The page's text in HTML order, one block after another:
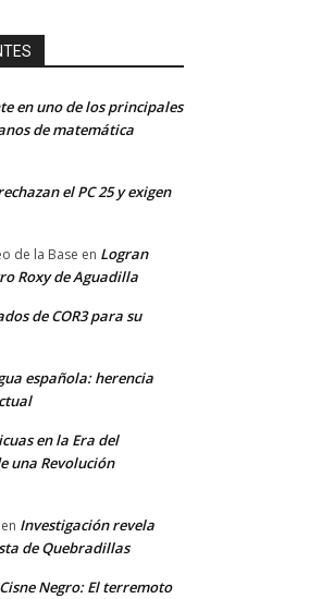
en uno de los principales
de matemática
el PC 25 y exigen
de la Base en Logran
Roxy de Aguadilla
de COR3 para su
española: herencia
en la Era del
una Revolución
en Investigación revela
de Quebradillas
Negro: El terremoto